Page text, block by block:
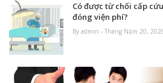
Có được từ chối cấp
đóng viện phí?
By admin - Tháng Năm 20,